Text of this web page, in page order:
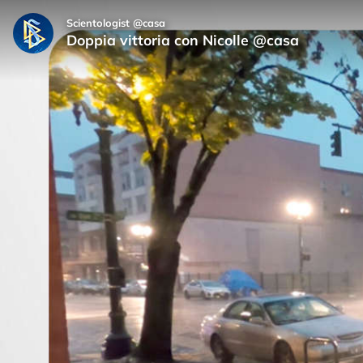
Scientologist @casa
Doppia vittoria con Nicolle @casa